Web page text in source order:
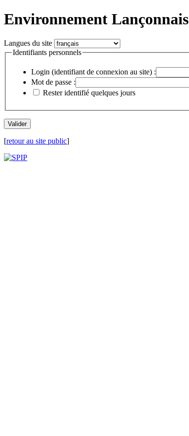
Environnement Lançonnais
Langues du site
Identifiants personnels
Login (identifiant de connexion au site) :
Mot de passe :
Rester identifié quelques jours
[retour au site public]